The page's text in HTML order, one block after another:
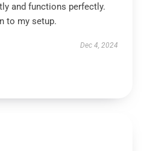
and functions perfectly.
to my setup.
Dec 4, 2024